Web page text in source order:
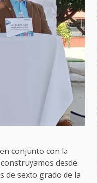
conjunto con la
desde
de sexto grado de la